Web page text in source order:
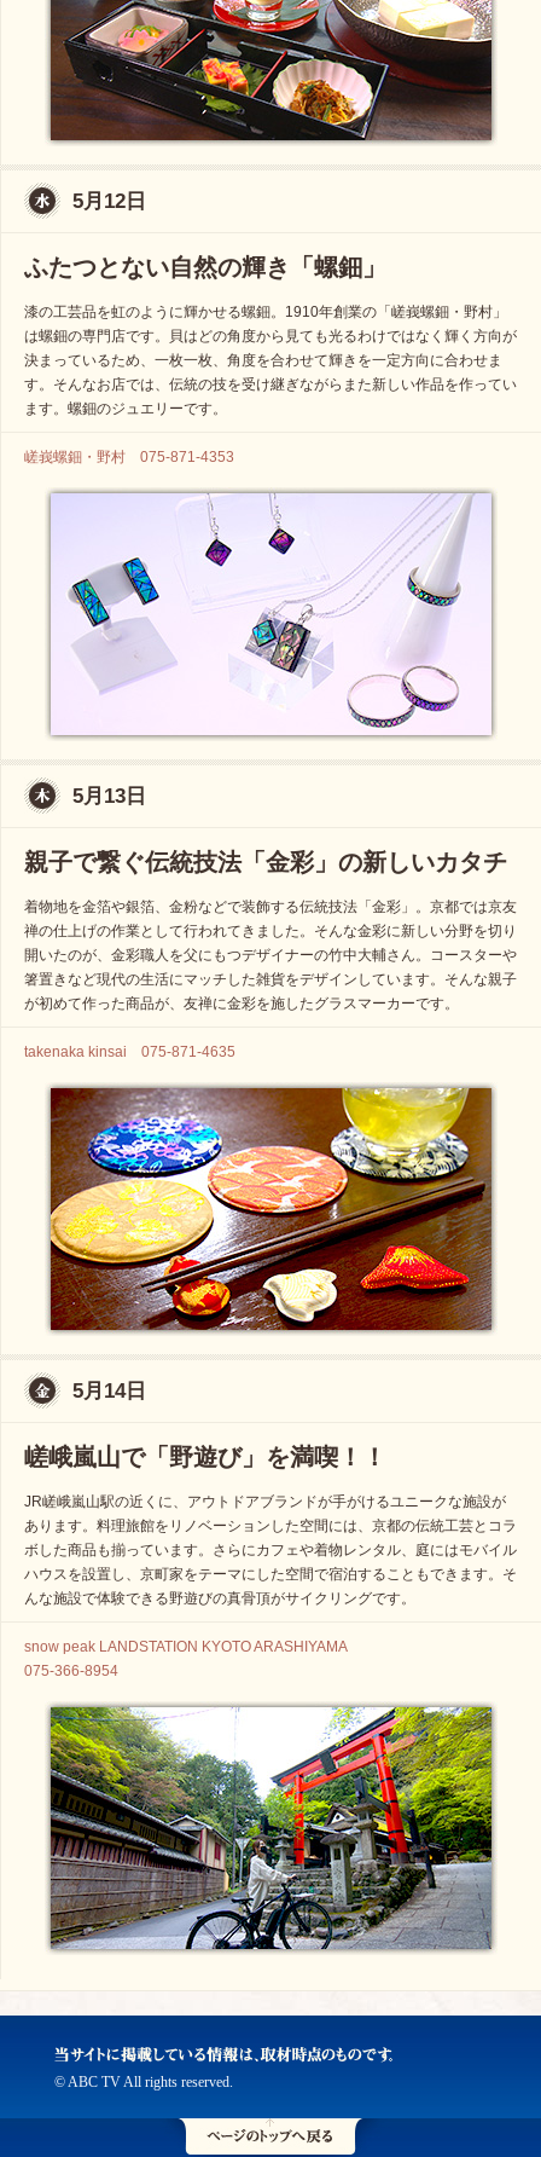
5月12日
ふたつとない自然の輝き「螺鈿」
漆の工芸品を虹のように輝かせる螺鈿。1910年創業の「嵯峩螺鈿・野村」
は螺鈿の専門店です。貝はどの角度から見ても光るわけではなく輝く方向が
決まっているため、一枚一枚、角度を合わせて輝きを一定方向に合わせま
す。そんなお店では、伝統の技を受け継ぎながらまた新しい作品を作ってい
ます。螺鈿のジュエリーです。
嵯峩螺鈿・野村 075-871-4353
5月13日
親子で繋ぐ伝統技法「金彩」の新しいカタチ
着物地を金箔や銀箔、金粉などで装飾する伝統技法「金彩」。京都では京友
禅の仕上げの作業として行われてきました。そんな金彩に新しい分野を切り
開いたのが、金彩職人を父にもつデザイナーの竹中大輔さん。コースターや
箸置きなど現代の生活にマッチした雑貨をデザインしています。そんな親子
が初めて作った商品が、友禅に金彩を施したグラスマーカーです。
takenaka kinsai 075-871-4635
5月14日
嵯峨嵐山で「野遊び」を満喫！！
JR嵯峨嵐山駅の近くに、アウトドアブランドが手がけるユニークな施設が
あります。料理旅館をリノベーションした空間には、京都の伝統工芸とコラ
ボした商品も揃っています。さらにカフェや着物レンタル、庭にはモバイル
ハウスを設置し、京町家をテーマにした空間で宿泊することもできます。そ
んな施設で体験できる野遊びの真骨頂がサイクリングです。
snow peak LANDSTATION KYOTO ARASHIYAMA
075-366-8954
© ABC TV All rights reserved.